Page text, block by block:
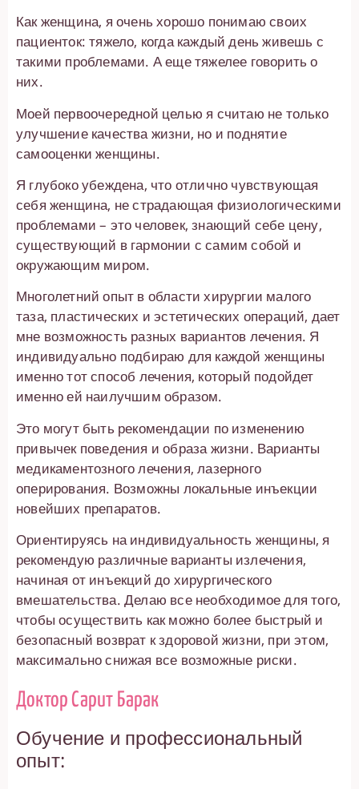
Как женщина, я очень хорошо понимаю своих
пациенток: тяжело, когда каждый день живешь с
такими проблемами. А еще тяжелее говорить о
них.
Моей первоочередной целью я считаю не только
улучшение качества жизни, но и поднятие
самооценки женщины.
Я глубоко убеждена, что отлично чувствующая
себя женщина, не страдающая физиологическими
проблемами – это человек, знающий себе цену,
существующий в гармонии с самим собой и
окружающим миром.
Многолетний опыт в области хирургии малого
таза, пластических и эстетических операций, дает
мне возможность разных вариантов лечения. Я
индивидуально подбираю для каждой женщины
именно тот способ лечения, который подойдет
именно ей наилучшим образом.
Это могут быть рекомендации по изменению
привычек поведения и образа жизни. Варианты
медикаментозного лечения, лазерного
оперирования. Возможны локальные инъекции
новейших препаратов.
Ориентируясь на индивидуальность женщины, я
рекомендую различные варианты излечения,
начиная от инъекций до хирургического
вмешательства. Делаю все необходимое для того,
чтобы осуществить как можно более быстрый и
безопасный возврат к здоровой жизни, при этом,
максимально снижая все возможные риски.
Доктор Сарит Барак
Обучение и профессиональный
опыт: